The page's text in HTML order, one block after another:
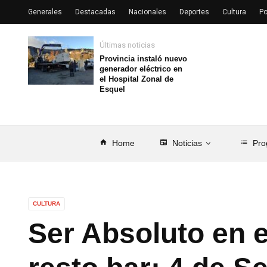
home Home newspaper Noticias list
Últimas noticias
Provincia instaló nuevo
generador eléctrico en
el Hospital Zonal de
Esquel
Generales Destacadas Nacionales Deportes Cultura
CULTURA
Ser Absoluto en